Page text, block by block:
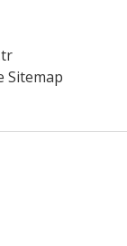
Sitemap